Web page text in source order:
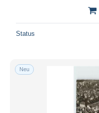
Status
Neu